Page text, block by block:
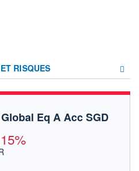
RISQUES
Eq A Acc SGD